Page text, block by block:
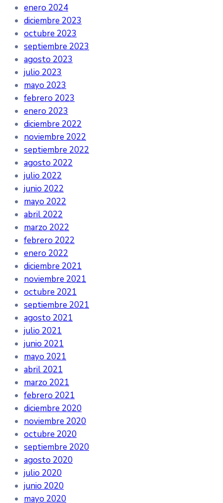
enero 2024
diciembre 2023
octubre 2023
septiembre 2023
agosto 2023
julio 2023
mayo 2023
febrero 2023
enero 2023
diciembre 2022
noviembre 2022
septiembre 2022
agosto 2022
julio 2022
junio 2022
mayo 2022
abril 2022
marzo 2022
febrero 2022
enero 2022
diciembre 2021
noviembre 2021
octubre 2021
septiembre 2021
agosto 2021
julio 2021
junio 2021
mayo 2021
abril 2021
marzo 2021
febrero 2021
diciembre 2020
noviembre 2020
octubre 2020
septiembre 2020
agosto 2020
julio 2020
junio 2020
mayo 2020